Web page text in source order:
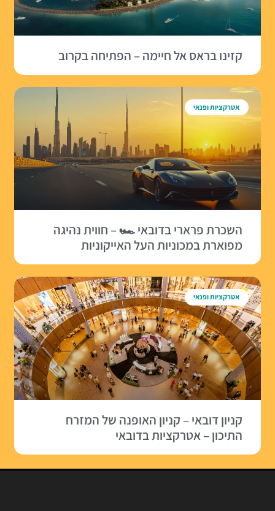
קזינו בראס אל חיימה – הפתיחה בקרוב
אטרקציות ופנאי
השכרת פרארי בדובאי 🏎 – חווית נהיגה
מפוארת במכוניות העל האייקוניות
אטרקציות ופנאי
קניון דובאי – קניון האופנה של המזרח
התיכון – אטרקציות בדובאי